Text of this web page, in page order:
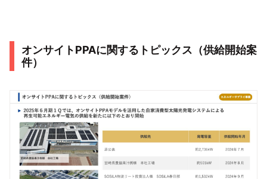
オンサイトPPAに関するトピックス（供給開始案
件）